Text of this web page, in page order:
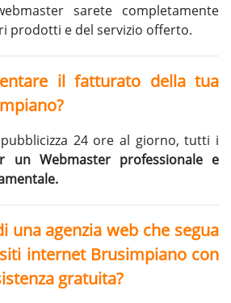
sarete completamente
prodotti e del servizio offerto.
il fatturato della tua
24 ore al giorno, tutti i
un Webmaster professionale e
una agenzia web che segua
internet Brusimpiano con
gratuita?